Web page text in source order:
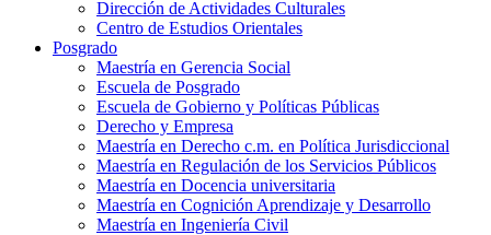
Dirección de Actividades Culturales
Centro de Estudios Orientales
Posgrado
Maestría en Gerencia Social
Escuela de Posgrado
Escuela de Gobierno y Políticas Públicas
Derecho y Empresa
Maestría en Derecho c.m. en Política Jurisdiccional
Maestría en Regulación de los Servicios Públicos
Maestría en Docencia universitaria
Maestría en Cognición Aprendizaje y Desarrollo
Maestría en Ingeniería Civil